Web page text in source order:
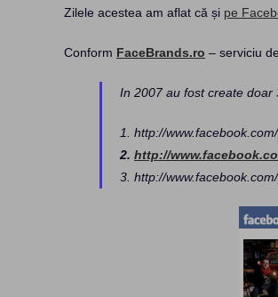
Zilele acestea am aflat că și pe
Conform FaceBrands.ro – serviciu
In 2007 au fost create doar
1. http://
2. http://
3. http://